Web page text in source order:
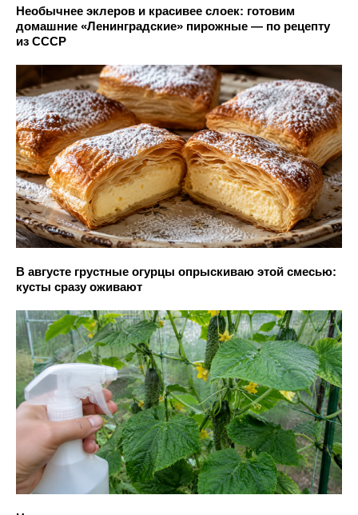
Необычнее эклеров и красивее слоек: готовим
домашние «Ленинградские» пирожные — по рецепту
из СССР
В августе грустные огурцы опрыскиваю этой смесью:
кусты сразу оживают